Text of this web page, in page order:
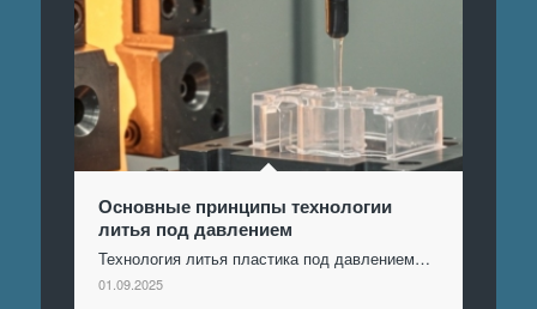
Основные принципы технологии
литья под давлением
Технология литья пластика под давлением…
01.09.2025